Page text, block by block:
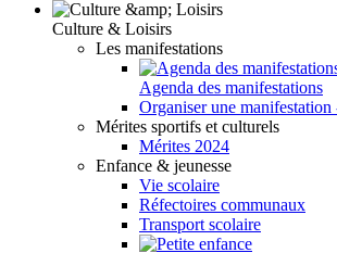
Culture & Loisirs
Les manifestations
Agenda des manifestations
Organiser une
Mérites sportifs et culturels
Mérites 2024
Enfance & jeunesse
Vie scolaire
Réfectoires communaux
Transport scolaire